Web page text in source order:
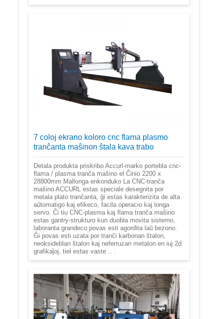
7 coloj ekrano koloro cnc flama plasmo
tranĉanta maŝinon ŝtala kava trabo
Detala produkta priskribo Accurl-marko portebla cnc-
flama / plasma tranĉa maŝino el Ĉinio 2200 x
28800mm Mallonga enkonduko La CNC-tranĉa
maŝino ACCURL estas speciale desegnita por
metala plato tranĉanta, ĝi estas karakterizita de alta
aŭtomatigo kaj efikeco, facila operacio kaj longa
servo. Ĉi tiu CNC-plasma kaj flama tranĉa maŝino
estas gantry-strukturo kun duobla movita sistemo,
laboranta grandeco povas esti agordita laŭ bezono.
Ĝi povas esti uzata por tranĉi karbonan ŝtalon,
neoksideblan ŝtalon kaj neferruzan metalon en iuj 2d
grafikaĵoj, tiel estas vaste .. .